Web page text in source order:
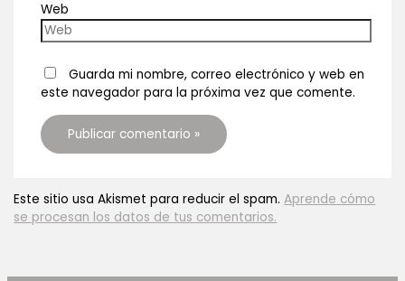
Web
Guarda mi nombre, correo electrónico y web en
este navegador para la próxima vez que comente.
Este sitio usa Akismet para reducir el spam.Aprende cómo
se procesan los datos de tus comentarios.